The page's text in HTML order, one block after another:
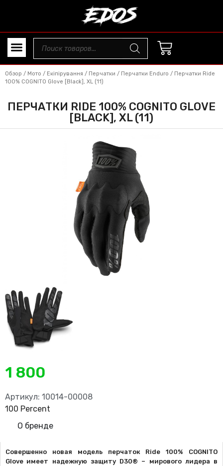
Обзор / Мото / Екіпірування / Перчатки / Перчатки Enduro / Перчатки Ride
100% COGNITO Glove [Black], XL (11)
ПЕРЧАТКИ RIDE 100% COGNITO GLOVE
[BLACK], XL (11)
Совершенно новая модель перчаток Ride 100% COGNITO
Glove имеет надежную защиту D30® – мирового лидера в
1 800
Артикул: 10014-00008
100 Percent
О бренде